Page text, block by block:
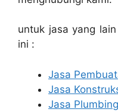
untuk jasa yang
ini :
Jasa
Jasa
Jasa